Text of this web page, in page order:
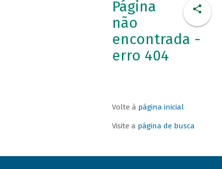
Página
não
encontrada -
erro 404
Volte à página inicial
Visite a página de busca